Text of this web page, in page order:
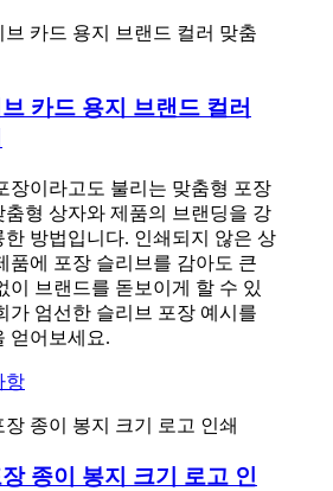
카드 용지 브랜드 컬러
장이라고도 불리는 맞춤형 포장
춤형 상자와 제품의 브랜딩을 강
한 방법입니다. 인쇄되지 않은 상
품에 포장 슬리브를 감아도 큰
이 브랜드를 돋보이게 할 수 있
가 엄선한 슬리브 포장 예시를
얻어보세요.
항
종이 봉지 크기 로고 인